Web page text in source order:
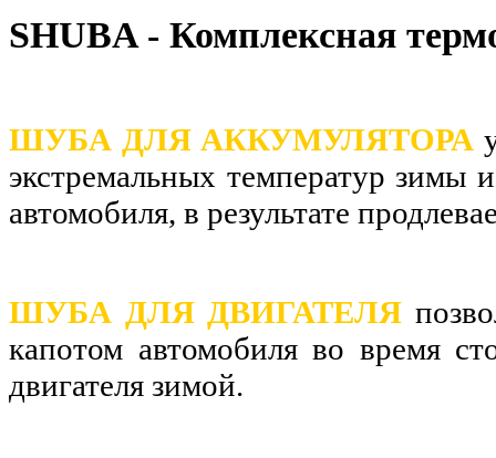
SHUBA - Комплексная
ШУБА ДЛЯ АККУМУЛЯТОРА
экстремальных температур зимы
автомобиля, в результате
ШУБА ДЛЯ ДВИГАТЕЛЯ
капотом автомобиля во время
двигателя зимой.